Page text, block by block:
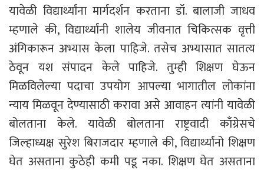
यावेळी विद्यार्थ्यांना मार्गदर्शन करताना डॉ. बालाजी जाधव
म्हणाले की, विद्यार्थ्यांनी शालेय जीवनात चिकित्सक वृत्ती
अंगिकारून अभ्यास केला पाहिजे. तसेच अभ्यासात सातत्य
ठेवून यश संपादन केले पाहिजे. तुम्ही शिक्षण घेऊन
मिळविलेल्या पदाचा उपयोग आपल्या भागातील लोकांना
न्याय मिळवून देण्यासाठी करावा असे आवाहन त्यांनी यावेळी
बोलताना केले. यावेळी बोलताना राष्ट्रवादी काँग्रेसचे
जिल्हाध्यक्ष सुरेश बिराजदार म्हणाले की, विद्यार्थ्यांनो शिक्षण
घेत असताना कुठेही कमी पडू नका. शिक्षण घेत असताना